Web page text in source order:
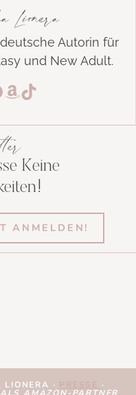
Autorin für
und New Adult.
Amazon
TikTok
Keine
ANMELDEN!
· ·